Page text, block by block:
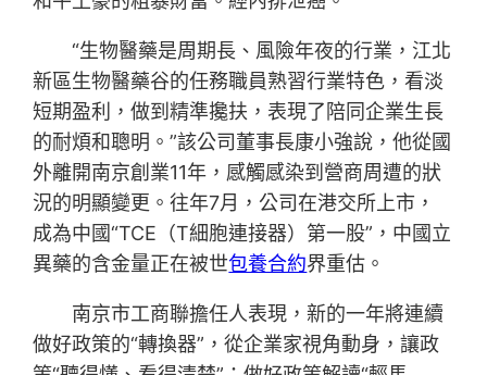
“生物醫藥是周期長、風險年夜的行業，江北
新區生物醫藥谷的任務職員熟習行業特色，看淡
短期盈利，做到精準攙扶，表現了陪同企業生長
的耐煩和聰明。”該公司董事長康小強說，他從國
外離開南京創業11年，感觸感染到營商周遭的狀
況的明顯變更。往年7月，公司在港交所上市，
成為中國“TCE（T細胞連接器）第一股”，中國立
異藥的含金量正在被世包養合約界重估。
南京市工商聯擔任人表現，新的一年將連續
做好政策的“轉換器”，從企業家視角動身，讓政